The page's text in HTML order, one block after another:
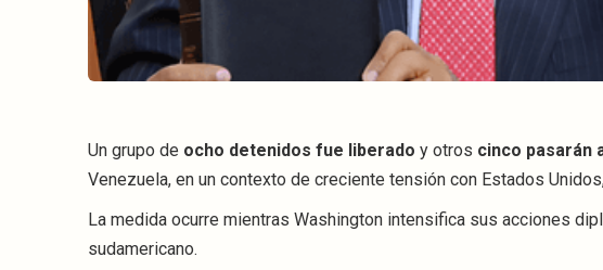
Un grupo de ocho detenidos fue liberado y otros cinco pasarán
Venezuela, en un contexto de creciente tensión con Estados
La medida ocurre mientras Washington intensifica sus acciones
sudamericano.